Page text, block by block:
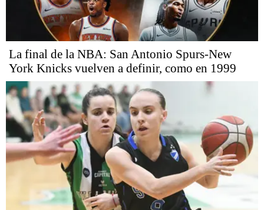
La final de la NBA: San Antonio Spurs-New
York Knicks vuelven a definir, como en 1999